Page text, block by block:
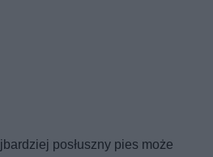
posłuszny pies może